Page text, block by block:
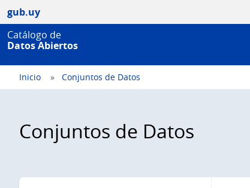
gub.uy
Catálogo de
Datos Abiertos
Inicio Conjuntos de Datos
Conjuntos de Datos